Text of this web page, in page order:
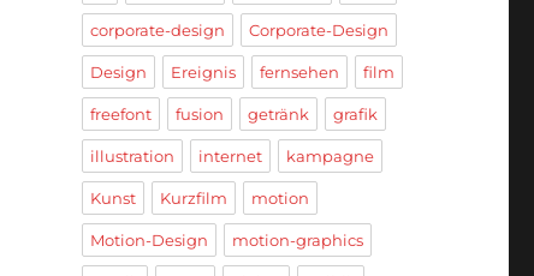
corporate-design Corporate-Design
Design Ereignis fernsehen film
freefont fusion getränk grafik
illustration internet kampagne
Kunst Kurzfilm motion
Motion-Design motion-graphics